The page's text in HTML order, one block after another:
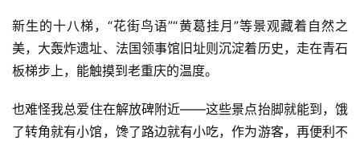
新生的十八梯，“花街鸟语”“黄葛挂月”等景观藏着自然之
美，大轰炸遗址、法国领事馆旧址则沉淀着历史，走在青石
板梯步上，能触摸到老重庆的温度。
也难怪我总爱住在解放碑附近——这些景点抬脚就能到，饿
了转角就有小馆，馋了路边就有小吃，作为游客，再便利不